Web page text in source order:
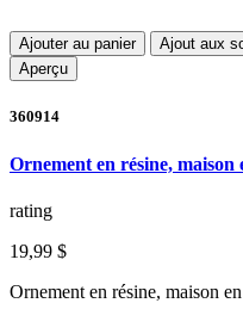
Ajouter au panier Ajout aux
Aperçu
360914
Ornement en résine, maison
rating
19,99 $
Ornement en résine, maison